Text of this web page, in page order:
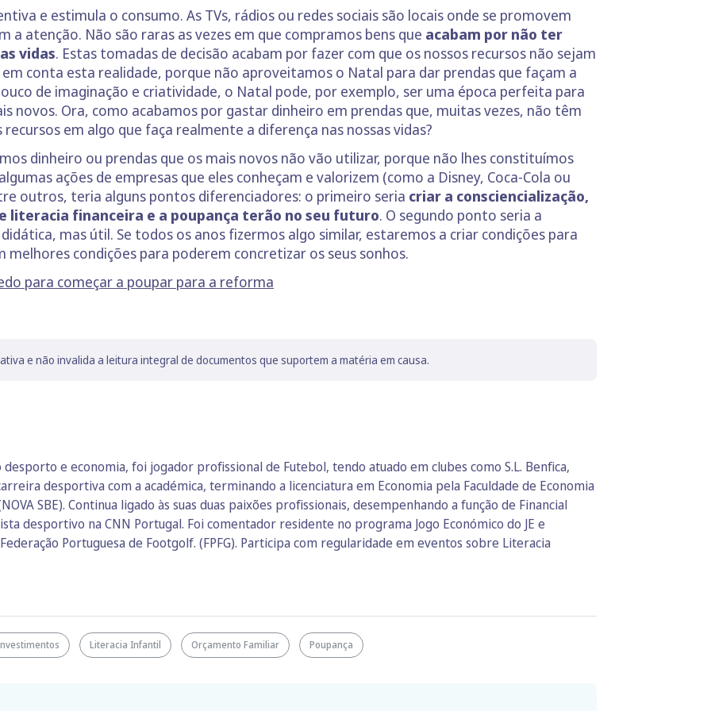
e estimula o consumo. As TVs, rádios ou redes sociais são locais onde se promovem
a atenção. Não são raras as vezes em que compramos bens que acabam por não ter
vidas. Estas tomadas de decisão acabam por fazer com que os nossos recursos não sejam
conta esta realidade, porque não aproveitamos o Natal para dar prendas que façam a
de imaginação e criatividade, o Natal pode, por exemplo, ser uma época perfeita para
novos. Ora, como acabamos por gastar dinheiro em prendas que, muitas vezes, não têm
em algo que faça realmente a diferença nas nossas vidas?
dinheiro ou prendas que os mais novos não vão utilizar, porque não lhes constituímos
ações de empresas que eles conheçam e valorizem (como a Disney, Coca-Cola ou
outros, teria alguns pontos diferenciadores: o primeiro seria criar a consciencialização,
literacia financeira e a poupança terão no seu futuro. O segundo ponto seria a
mas útil. Se todos os anos fizermos algo similar, estaremos a criar condições para
condições para poderem concretizar os seus sonhos.
para começar a poupar para a reforma
e não invalida a leitura integral de documentos que suportem a matéria em causa.
e economia, foi jogador profissional de Futebol, tendo atuado em clubes como S.L. Benfica,
desportiva com a académica, terminando a licenciatura em Economia pela Faculdade de Economia
SBE). Continua ligado às suas duas paixões profissionais, desempenhando a função de Financial
desportivo na CNN Portugal. Foi comentador residente no programa Jogo Económico do JE e
Portuguesa de Footgolf. (FPFG). Participa com regularidade em eventos sobre Literacia
Literacia Infantil Orçamento Familiar Poupança